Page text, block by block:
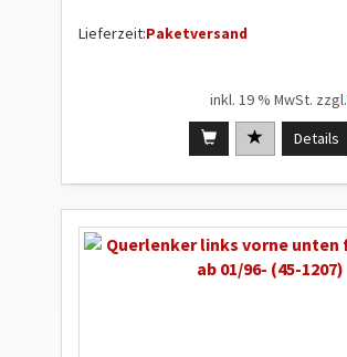
Lieferzeit:Paketversand
inkl. 19 % MwSt. zzgl.
Details